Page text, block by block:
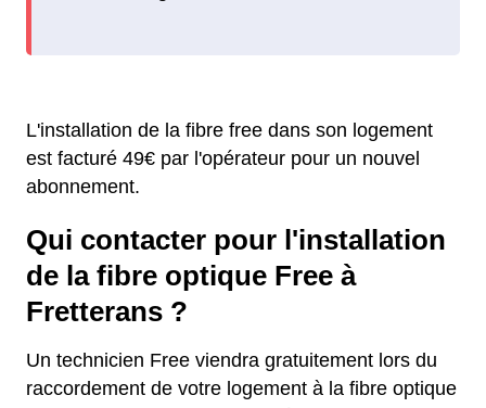
L'installation de la fibre free dans son logement
est facturé 49€ par l'opérateur pour un nouvel
abonnement.
Qui contacter pour l'installation
de la fibre optique Free à
Fretterans ?
Un technicien Free viendra gratuitement lors du
raccordement de votre logement à la fibre optique